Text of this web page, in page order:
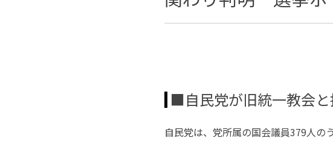
■自民党が旧統一教会
自民党は、党所属の国会議員379人の